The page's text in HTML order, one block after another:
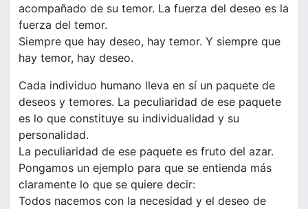
acompañado de su temor. La fuerza del deseo es la
fuerza del temor.
Siempre que hay deseo, hay temor. Y siempre que
hay temor, hay deseo.
Cada individuo humano lleva en sí un paquete de
deseos y temores. La peculiaridad de ese paquete
es lo que constituye su individualidad y su
personalidad.
La peculiaridad de ese paquete es fruto del azar.
Pongamos un ejemplo para que se entienda más
claramente lo que se quiere decir:
Todos nacemos con la necesidad y el deseo de